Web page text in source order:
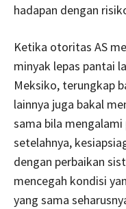
hadapan dengan
Ketika otoritas AS
minyak lepas pantai
Meksiko, terungkap
lainnya juga bakal
sama bila
setelahnya,
dengan perbaikan
mencegah kondisi
yang sama